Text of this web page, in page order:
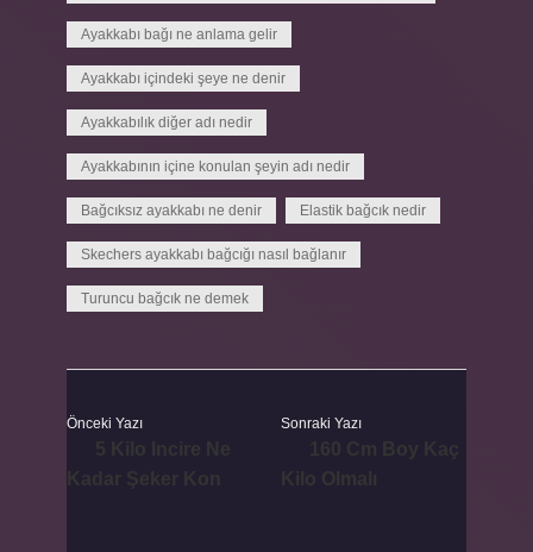
Ayakkabı bağı ne anlama gelir
Ayakkabı içindeki şeye ne denir
Ayakkabılık diğer adı nedir
Ayakkabının içine konulan şeyin adı nedir
Bağcıksız ayakkabı ne denir Elastik bağcık nedir
Skechers ayakkabı bağcığı nasıl bağlanır
Turuncu bağcık ne demek
Önceki Yazı Sonraki Yazı